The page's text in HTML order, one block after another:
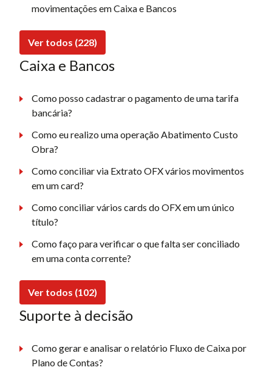
movimentações em Caixa e Bancos
Ver todos (228)
Caixa e Bancos
Como posso cadastrar o pagamento de uma tarifa
bancária?
Como eu realizo uma operação Abatimento Custo
Obra?
Como conciliar via Extrato OFX vários movimentos
em um card?
Como conciliar vários cards do OFX em um único
título?
Como faço para verificar o que falta ser conciliado
em uma conta corrente?
Ver todos (102)
Suporte à decisão
Como gerar e analisar o relatório Fluxo de Caixa por
Plano de Contas?